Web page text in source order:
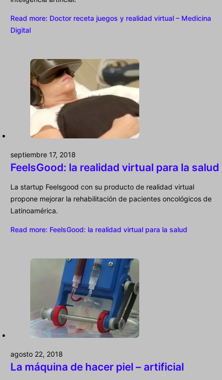
Read more: Doctor receta juegos y realidad virtual – Medicina
Digital
septiembre 17, 2018
FeelsGood: la realidad virtual para la salud
La startup Feelsgood con su producto de realidad virtual
propone mejorar la rehabilitación de pacientes oncológicos de
Latinoamérica.
Read more: FeelsGood: la realidad virtual para la salud
agosto 22, 2018
La máquina de hacer piel – artificial